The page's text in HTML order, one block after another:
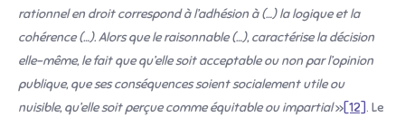
rationnel en droit correspond à l’adhésion à (…) la logique et la
cohérence (…). Alors que le raisonnable (…), caractérise la décision
elle-même, le fait que qu’elle soit acceptable ou non par l’opinion
publique, que ses conséquences soient socialement utile ou
nuisible, qu’elle soit perçue comme équitable ou impartial»[12]. Le